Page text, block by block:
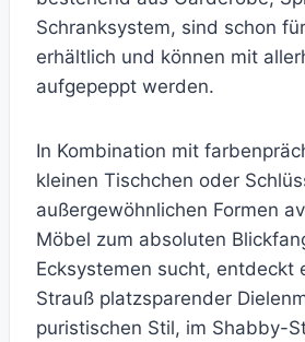
Schranksystem, sind schon
erhältlich und können mit
aufgepeppt werden.
In Kombination mit
kleinen Tischchen oder
außergewöhnlichen Formen
Möbel zum absoluten
Ecksystemen sucht, entdeckt
Strauß platzsparender
puristischen Stil, im Shabby-